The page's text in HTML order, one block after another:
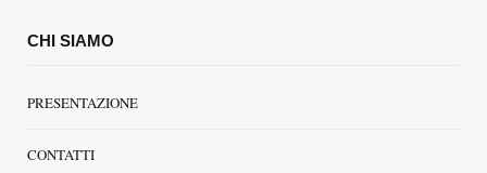
CHI SIAMO
PRESENTAZIONE
CONTATTI